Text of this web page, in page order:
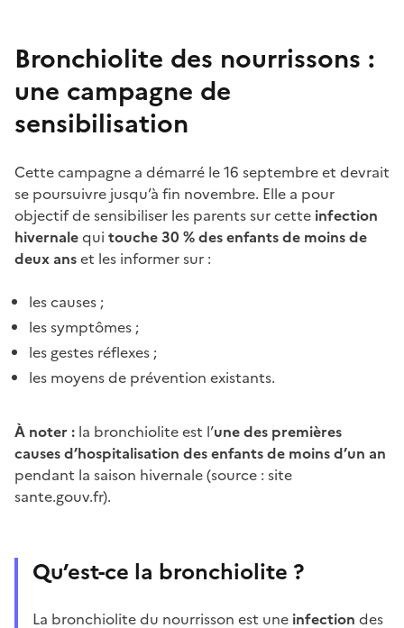
Bronchiolite des nourrissons :
une campagne de
sensibilisation
Cette campagne a démarré le 16 septembre et devrait
se poursuivre jusqu’à fin novembre. Elle a pour
objectif de sensibiliser les parents sur cette infection
hivernalequi touche 30 % des enfants de moins de
deux anset les informer sur :
les causes ;
les symptômes ;
les gestes réflexes ;
les moyens de prévention existants.
À noter : la bronchiolite est l’une des premières
causes d’hospitalisation des enfants de moins d’un an
pendant la saison hivernale (source : site
sante.gouv.fr).
Qu’est-ce la bronchiolite ?
La bronchiolite du nourrisson est une infection des